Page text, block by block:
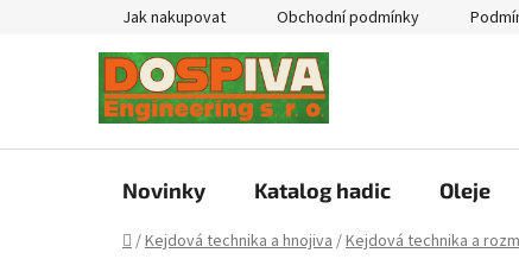
Jak nakupovat Obchodní podmínky
Novinky Katalog hadic Oleje
Domů
/Kejdová technika a hnojiva/Kejdová technika a